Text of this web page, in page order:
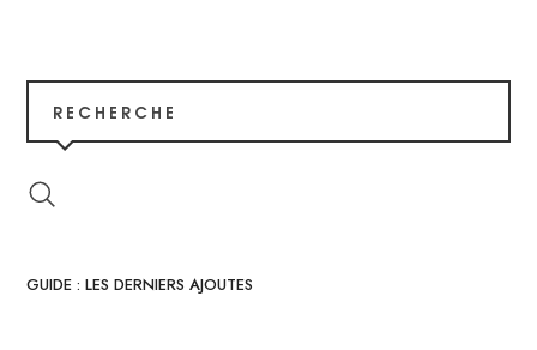
RECHERCHE
GUIDE : LES DERNIERS AJOUTES